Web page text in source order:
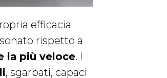
efficacia
rispetto a
la più veloce. I
, sgarbati, capaci